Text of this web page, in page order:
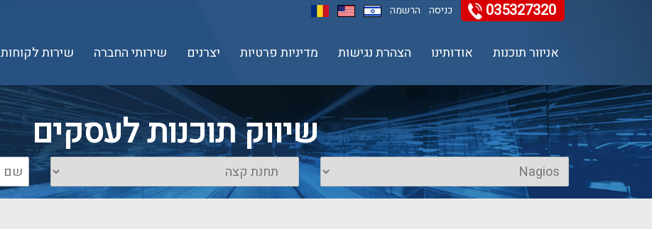
035327320 כניסה הרשמה
אניוור תוכנות אודותינו הצהרת נגישות מדיניות פרטיות יצרנים שירותי החברה שירות לקוחות
שיווק תוכנות לעסקים